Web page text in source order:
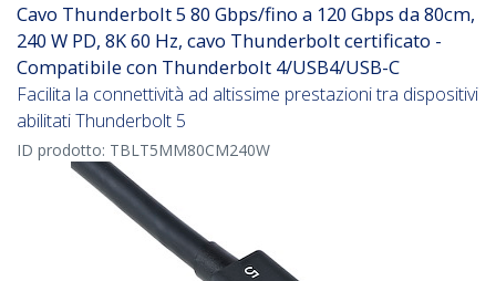
Cavo Thunderbolt 5 80 Gbps/fino a 120 Gbps da 80cm,
240 W PD, 8K 60 Hz, cavo Thunderbolt certificato -
Compatibile con Thunderbolt 4/USB4/USB-C
Facilita la connettività ad altissime prestazioni tra dispositivi
abilitati Thunderbolt 5
ID prodotto: TBLT5MM80CM240W